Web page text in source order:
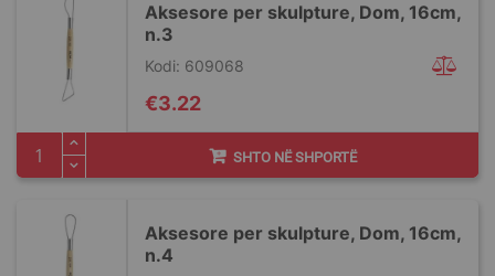
Aksesore per skulpture, Dom, 16cm,
n.3
Kodi: 609068
€3.22
SHTO NË SHPORTË
Aksesore per skulpture, Dom, 16cm,
n.4